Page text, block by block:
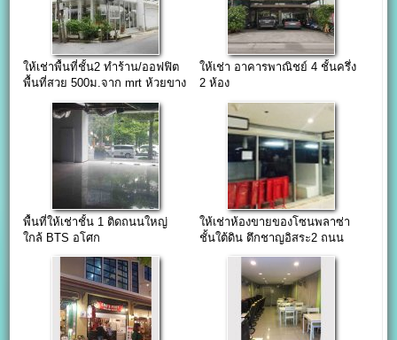
ให้เช่าพื้นที่ชั้น2 ทำร้าน/ออฟฟิต
พื้นที่สวย 500ม.จาก mrt ห้วยขาง
ให้เช่า อาคารพาณิชย์ 4 ชั้นครึ่ง
2 ห้อง
พื้นที่ให้เช่าชั้น 1 ติดถนนใหญ่
ใกล้ BTS อโศก
ให้เช่าห้องขายของโซนพลาซ่า
ชั้นใต้ดิน ตึกชาญอิสระ2 ถนน